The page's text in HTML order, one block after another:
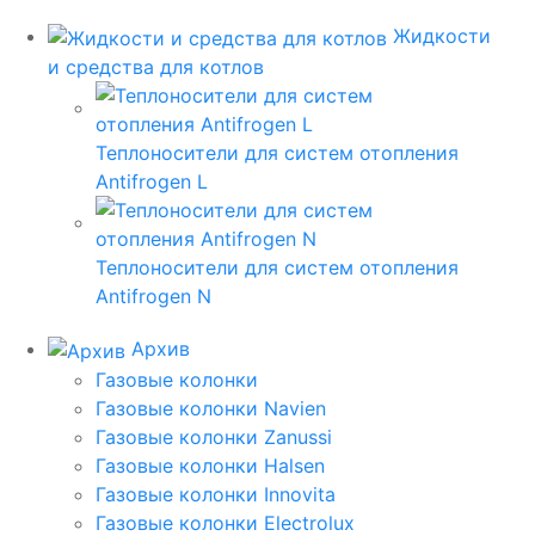
Жидкости
и средства для котлов
Теплоносители для систем отопления
Antifrogen L
Теплоносители для систем отопления
Antifrogen N
Архив
Газовые колонки
Газовые колонки Navien
Газовые колонки Zanussi
Газовые колонки Halsen
Газовые колонки Innovita
Газовые колонки Electrolux